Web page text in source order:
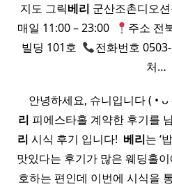
지도 그릭베리 군산조촌디오
매일 11:00 – 23:00 ​
주소 전
빌딩 101호 ​
전화번호
처…
안녕하세요, 슈니입니다 ( •
리 피에스타홀 계약한 후기를
리 시식 후기 입니다! ​ 베리는 ‘밥
맛있다는 후기가 많은 웨딩홀
호하는 편인데 이번에 시식을